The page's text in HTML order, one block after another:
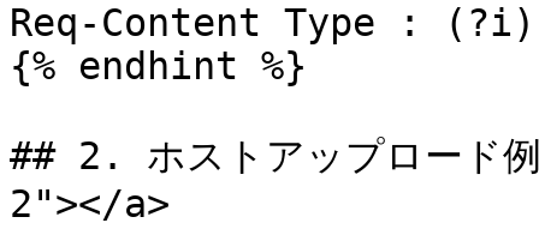
Req-Content Type :
{% endhint %}
## 2. ホストアップロー
2"></a>